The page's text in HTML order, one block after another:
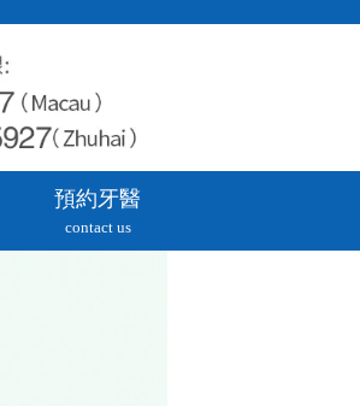
預約牙醫
contact us